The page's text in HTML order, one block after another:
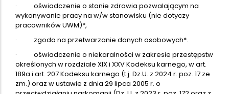
· oświadczenie o stanie zdrowia pozwalającym na
wykonywanie pracy na w/w stanowisku (nie dotyczy
pracowników UWM)*,
· zgoda na przetwarzanie danych osobowych*.
· oświadczenie o niekaralności w zakresie przestępstw
określonych w rozdziale XIX i XXV Kodeksu karnego, w art.
189a i art. 207 Kodeksu karnego (t.j. Dz.U. z 2024 r. poz. 17 ze
zm.) oraz w ustawie z dnia 29 lipca 2005 r. o